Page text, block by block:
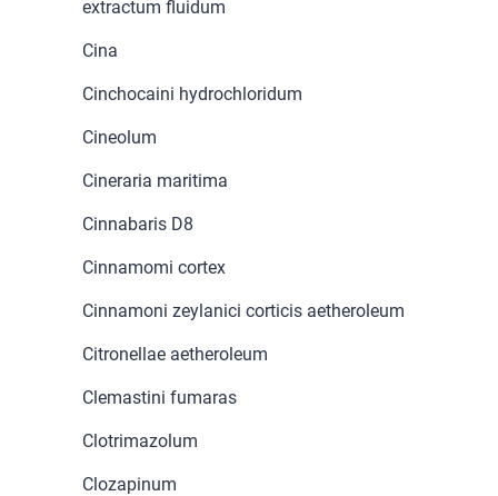
extractum fluidum
Cina
Cinchocaini hydrochloridum
Cineolum
Cineraria maritima
Cinnabaris D8
Cinnamomi cortex
Cinnamoni zeylanici corticis aetheroleum
Citronellae aetheroleum
Clemastini fumaras
Clotrimazolum
Clozapinum